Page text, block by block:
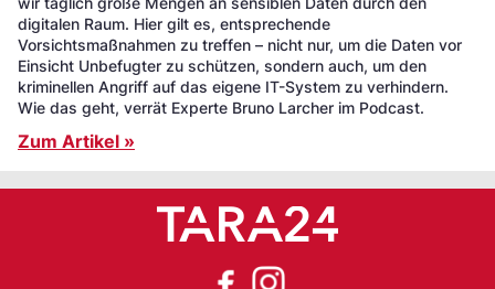
digitalen Raum. Hier gilt es, entsprechende
Vorsichtsmaßnahmen zu treffen – nicht nur, um die Daten vor
Einsicht Unbefugter zu schützen, sondern auch, um den
kriminellen Angriff auf das eigene IT-System zu verhindern.
Wie das geht, verrät Experte Bruno Larcher im Podcast.
Zum Artikel »